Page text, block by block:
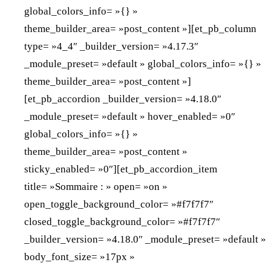
global_colors_info= »{} »
theme_builder_area= »post_content »][et_pb_column
type= »4_4″ _builder_version= »4.17.3″
_module_preset= »default » global_colors_info= »{} »
theme_builder_area= »post_content »]
[et_pb_accordion _builder_version= »4.18.0″
_module_preset= »default » hover_enabled= »0″
global_colors_info= »{} »
theme_builder_area= »post_content »
sticky_enabled= »0″][et_pb_accordion_item
title= »Sommaire : » open= »on »
open_toggle_background_color= »#f7f7f7″
closed_toggle_background_color= »#f7f7f7″
_builder_version= »4.18.0″ _module_preset= »default »
body_font_size= »17px »